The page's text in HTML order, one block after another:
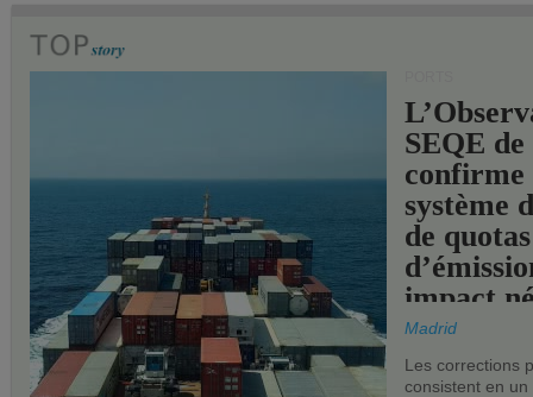
SEQE de
confirme
système
de quotas
impact
les ports
Madrid
Les corrections
consistent en